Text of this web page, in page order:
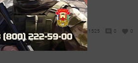
1525 0 0